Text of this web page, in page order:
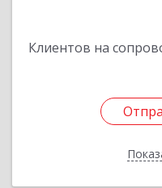
Клиентов на